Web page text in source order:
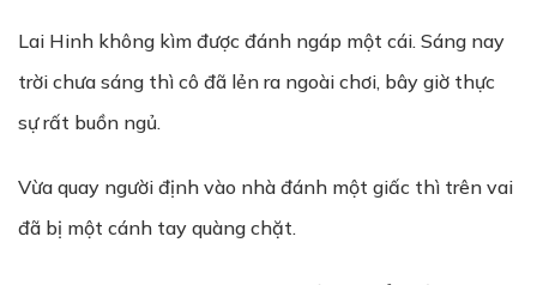
Lai Hinh không kìm được đánh ngáp một cái. Sáng nay
trời chưa sáng thì cô đã lẻn ra ngoài chơi, bây giờ thực
sự rất buồn ngủ.
Vừa quay người định vào nhà đánh một giấc thì trên vai
đã bị một cánh tay quàng chặt.